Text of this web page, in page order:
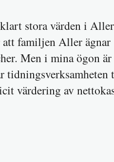
stora värden i
att familjen Aller
Men i mina ögon
värdering av